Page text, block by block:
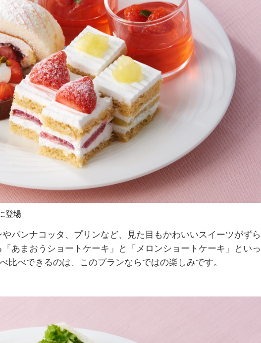
登場
パンナコッタ、プリンなど、見た目もかわいいスイーツがずら
あまおうショートケーキ」と「メロンショートケーキ」といっ
比べできるのは、このプランならではの楽しみです。